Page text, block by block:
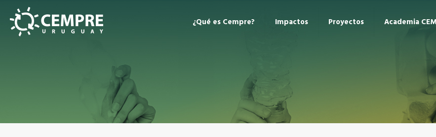
¿Qué es Cempre? Impactos Proyectos Academia